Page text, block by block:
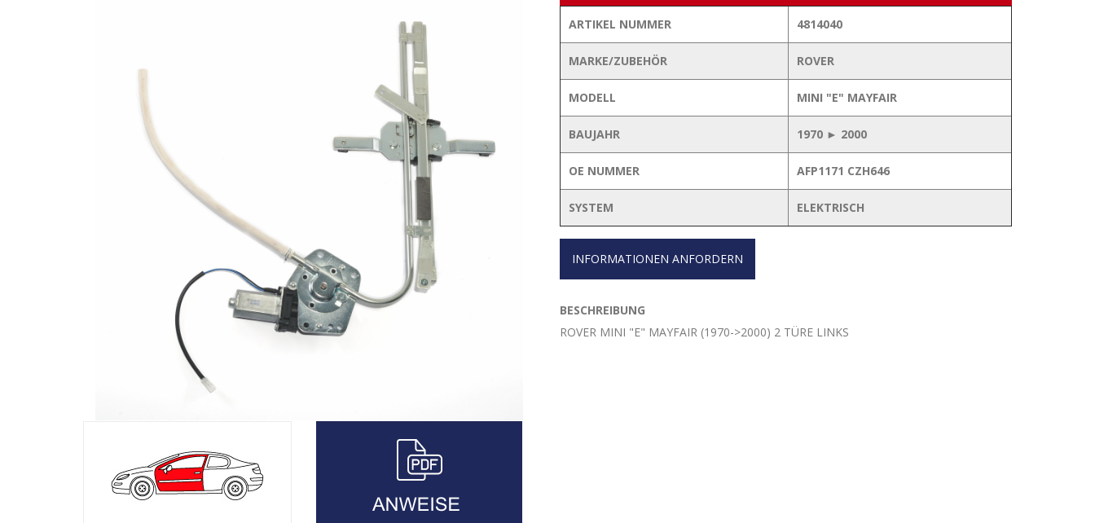
ARTIKEL NUMMER 4814040
MARKE/ZUBEHÖR ROVER
MODELL MINI "E" MAYFAIR
BAUJAHR 1970 ► 2000
OE NUMMER AFP1171 CZH646
SYSTEM ELEKTRISCH
INFORMATIONEN ANFORDERN
BESCHREIBUNG
ROVER MINI "E" MAYFAIR (1970->2000) 2 TÜRE LINKS